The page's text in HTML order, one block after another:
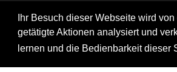
Ihr Besuch dieser Webseite wird von
getätigte Aktionen analysiert und
lernen und die Bedienbarkeit dieser